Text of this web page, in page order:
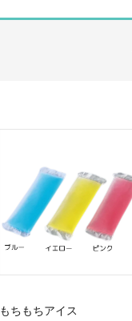
もちもちアイス